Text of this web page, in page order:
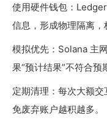
使用硬件钱包：
信息，形成物理隔离，
模拟优先：Solana 主
果“预计结果”不符合预
定期清理：每次大额
免废弃账户越积越多。